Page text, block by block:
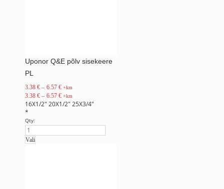
Uponor Q&E põlv sisekeere
PL
3.38€ – 6.57 € +km
3.38€ – 6.57 € +km
16X1/2" 20X1/2" 25X3/4"
*
Qty:
Vali